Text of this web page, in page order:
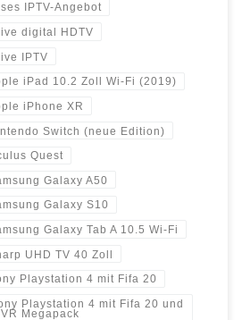
IPTV-Angebot
digital HDTV
IPTV
iPad 10.2 Zoll Wi-Fi (2019)
iPhone XR
Switch (neue Edition)
Quest
Galaxy A50
Galaxy S10
Galaxy Tab A 10.5 Wi-Fi
UHD TV 40 Zoll
Playstation 4 mit Fifa 20
Playstation 4 mit Fifa 20 und
VR Megapack